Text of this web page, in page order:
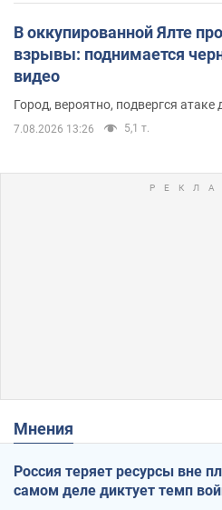
В оккупированной Ялте
взрывы: поднимается
видео
Город, вероятно, подвергся атаке
7.08.2026 13:26 5,1 т.
Мнения
Россия теряет ресурсы вне
самом деле диктует темп